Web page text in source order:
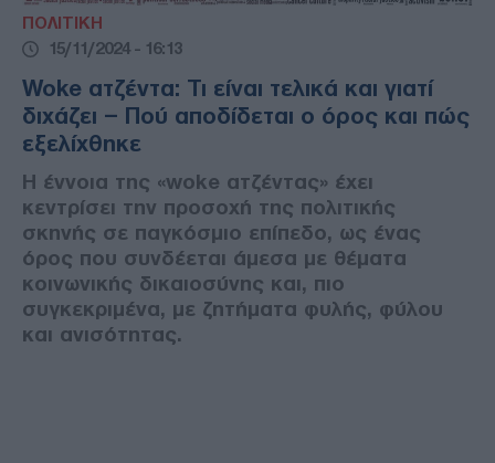
ΠΟΛΙΤΙΚΗ
15/11/2024 - 16:13
Woke ατζέντα: Τι είναι τελικά και γιατί
διχάζει – Πού αποδίδεται ο όρος και πώς
εξελίχθηκε
Η έννοια της «woke ατζέντας» έχει
κεντρίσει την προσοχή της πολιτικής
σκηνής σε παγκόσμιο επίπεδο, ως ένας
όρος που συνδέεται άμεσα με θέματα
κοινωνικής δικαιοσύνης και, πιο
συγκεκριμένα, με ζητήματα φυλής, φύλου
και ανισότητας.